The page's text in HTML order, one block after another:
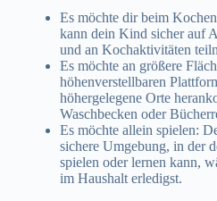
Es möchte dir beim
kann dein Kind sicher auf
und an Kochaktivitäten
Es möchte an größere
höhenverstellbaren
höhergelegene Orte
Waschbecken oder
Es möchte allein spielen:
sichere Umgebung, in der
spielen oder lernen kann,
im Haushalt erledigst.